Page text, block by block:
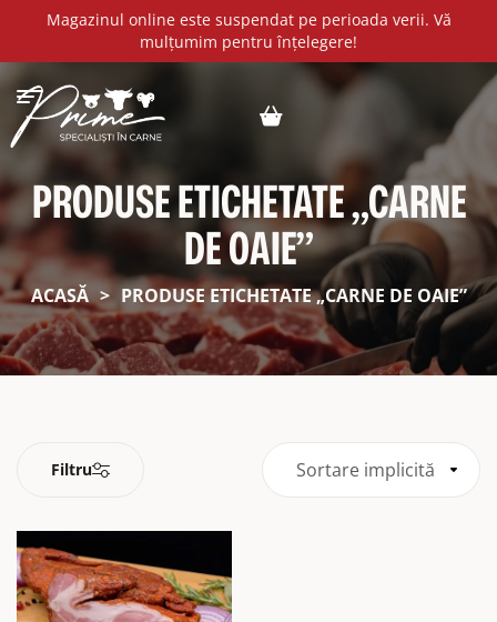
Magazinul online este suspendat pe perioada verii. Vă
mulțumim pentru înțelegere!
PRODUSE ETICHETATE „CARNE
DE OAIE”
ACASĂ > PRODUSE ETICHETATE „CARNE DE OAIE”
Filtru Sortare implicită